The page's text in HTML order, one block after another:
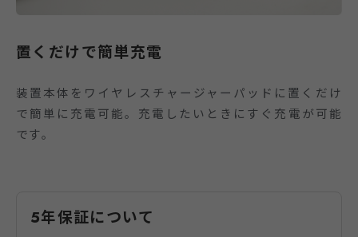
置くだけで簡単充電
装置本体をワイヤレスチャージャーパッドに置くだけ
で簡単に充電可能。充電したいときにすぐ充電が可能
です。
5年保証について